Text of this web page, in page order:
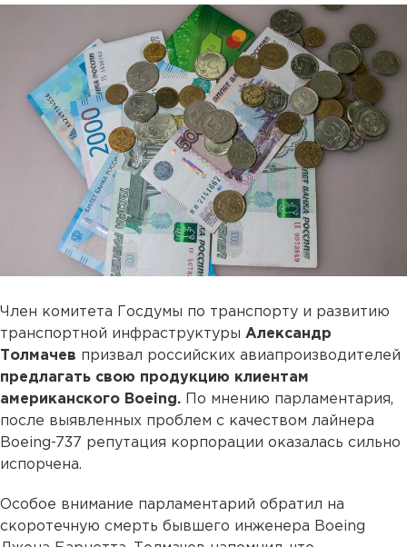
Член комитета Госдумы по транспорту и развитию
транспортной инфраструктуры Александр
Толмачев призвал российских авиапроизводителей
предлагать свою продукцию клиентам
американского Boeing. По мнению парламентария,
после выявленных проблем с качеством лайнера
Boeing-737 репутация корпорации оказалась сильно
испорчена.
Особое внимание парламентарий обратил на
скоротечную смерть бывшего инженера Boeing